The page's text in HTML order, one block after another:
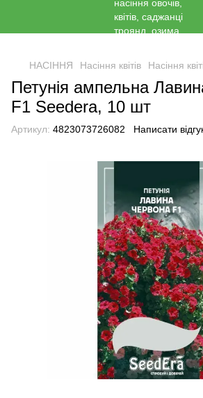
НАСІННЯ Насіння квітів Насіння
Петунія ампельна
F1 Seedera, 10 шт
Артикул: 4823073726082 Написати